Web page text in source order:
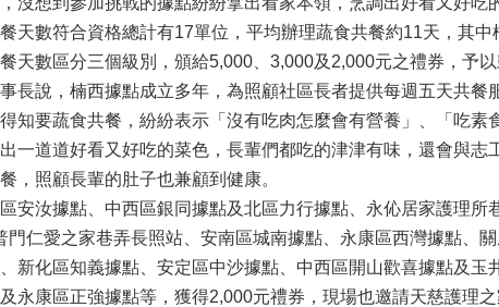
天數符合資格總計有17單位，平均辦理蔬食共餐約11天，其
天數區分三個級別，頒給5,000、3,000及2,000元之禮券，予以
長說，楠西據點成立多年，為照顧社區長者提供每週五天共餐
知要蔬食共餐，紛紛表示「沒有吃肉怎麼會有營養」、「吃素
一道道好看又好吃的菜色，長輩們都吃的津津有味，還會與志
，照顧長輩的肚子也兼顧到健康。
安汝據點、中西區銀同據點及北區力行據點、永伈居家護理所
門仁愛之家巷弄長照站、安南區城南據點、永康區西灣據點、
新化區知義據點、安定區中沙據點、中西區開山歡喜據點及玉
永康區正強據點等，獲得2,000元禮券，現場也邀請天慈護理